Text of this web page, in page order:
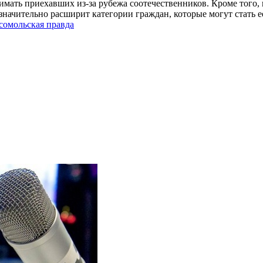
приехавших из-за рубежа соотечественников. Кроме
расширит категории граждан, которые могут
правда